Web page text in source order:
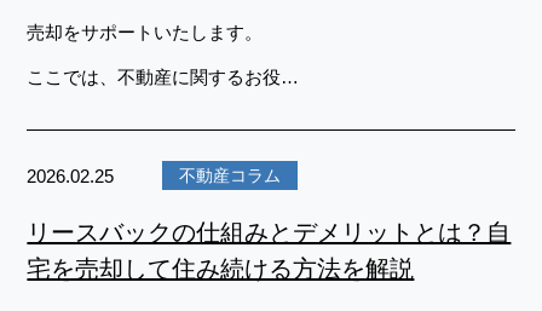
売却をサポートいたします。
ここでは、不動産に関するお役…
リースバックの仕組みとデメリットとは？自
宅を売却して住み続ける方法を解説
2026.02.25 不動産コラム